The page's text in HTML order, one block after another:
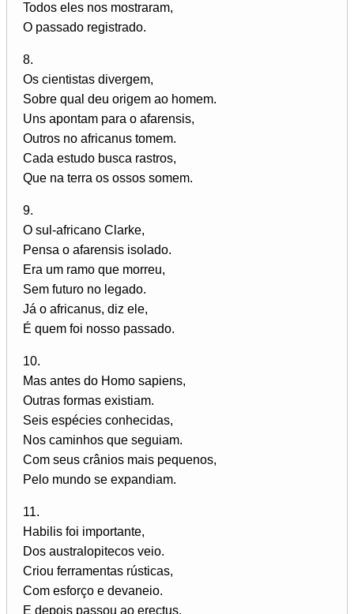
Todos eles nos mostraram,
O passado registrado.
8.
Os cientistas divergem,
Sobre qual deu origem ao homem.
Uns apontam para o afarensis,
Outros no africanus tomem.
Cada estudo busca rastros,
Que na terra os ossos somem.
9.
O sul-africano Clarke,
Pensa o afarensis isolado.
Era um ramo que morreu,
Sem futuro no legado.
Já o africanus, diz ele,
É quem foi nosso passado.
10.
Mas antes do Homo sapiens,
Outras formas existiam.
Seis espécies conhecidas,
Nos caminhos que seguiam.
Com seus crânios mais pequenos,
Pelo mundo se expandiam.
11.
Habilis foi importante,
Dos australopitecos veio.
Criou ferramentas rústicas,
Com esforço e devaneio.
E depois passou ao erectus,